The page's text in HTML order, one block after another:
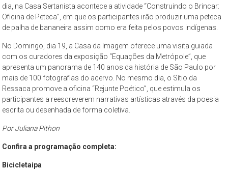
de
natureza
socioantropológica,
geográfica
e
histórica
–
propõe
constituir-
como
um
de
dia, na Casa Sertanista acontece a atividade “Construindo o Brincar:
Oficina de Peteca”, em que os participantes irão produzir uma peteca
de palha de bananeira assim como era feita pelos povos indígenas.
No Domingo, dia 19, a Casa da Imagem oferece uma visita guiada
com os curadores da exposição “Equações da Metrópole”, que
apresenta um panorama de 140 anos da história de São Paulo por
mais de 100 fotografias do acervo. No mesmo dia, o Sítio da
Ressaca promove a oficina “Rejunte Poético”, que estimula os
participantes a reescreverem narrativas artísticas através da poesia
escrita ou desenhada de forma coletiva.
Por Juliana Pithon
Confira a programação completa:
Bicicletaipa